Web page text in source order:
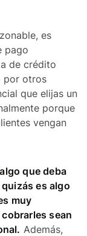
es
pago
de crédito
por otros
que elijas un
porque
vengan
que deba
es algo
muy
sean
Además,